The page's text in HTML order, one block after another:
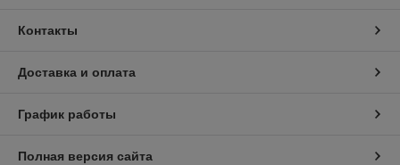
Контакты
Доставка и оплата
График работы
Полная версия сайта